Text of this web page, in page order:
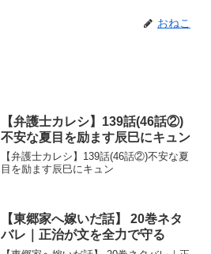
おねこ
【弁護士カレシ】139話(46話②)
不安な夏目を励ます辰巳にキュン
【弁護士カレシ】139話(46話②)不安な夏
目を励ます辰巳にキュン
【東郷家へ嫁いだ話】 20巻ネタ
バレ｜正治が文を全力で守る